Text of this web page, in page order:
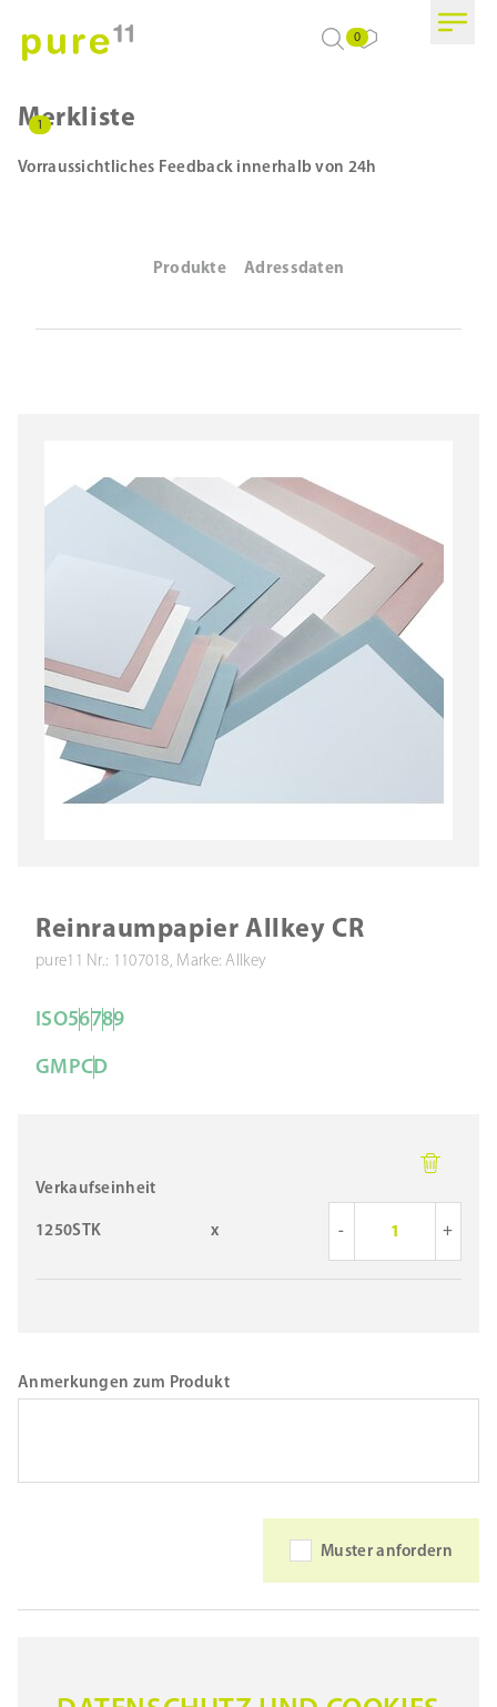
0
Merkliste
1
Vorraussichtliches Feedback innerhalb von 24h
Produkte Adressdaten
Reinraumpapier Allkey CR
pure11 Nr.: 1107018, Marke: Allkey
ISO56789
GMPCD
Verkaufseinheit
1250STK x - +
Anmerkungen zum Produkt
Muster anfordern